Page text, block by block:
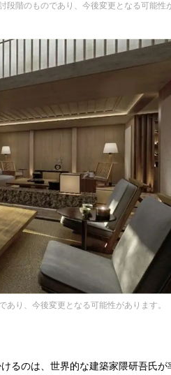
階のものであり、今後変更となる可能性
り、今後変更となる可能性があります。
るのは、世界的な建築家隈研吾氏